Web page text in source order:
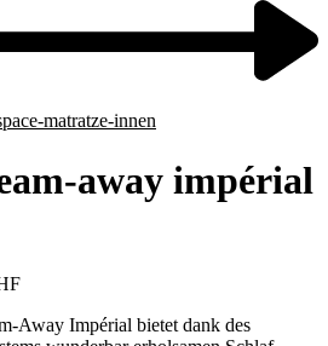
away impérial
Away Impérial bietet dank des